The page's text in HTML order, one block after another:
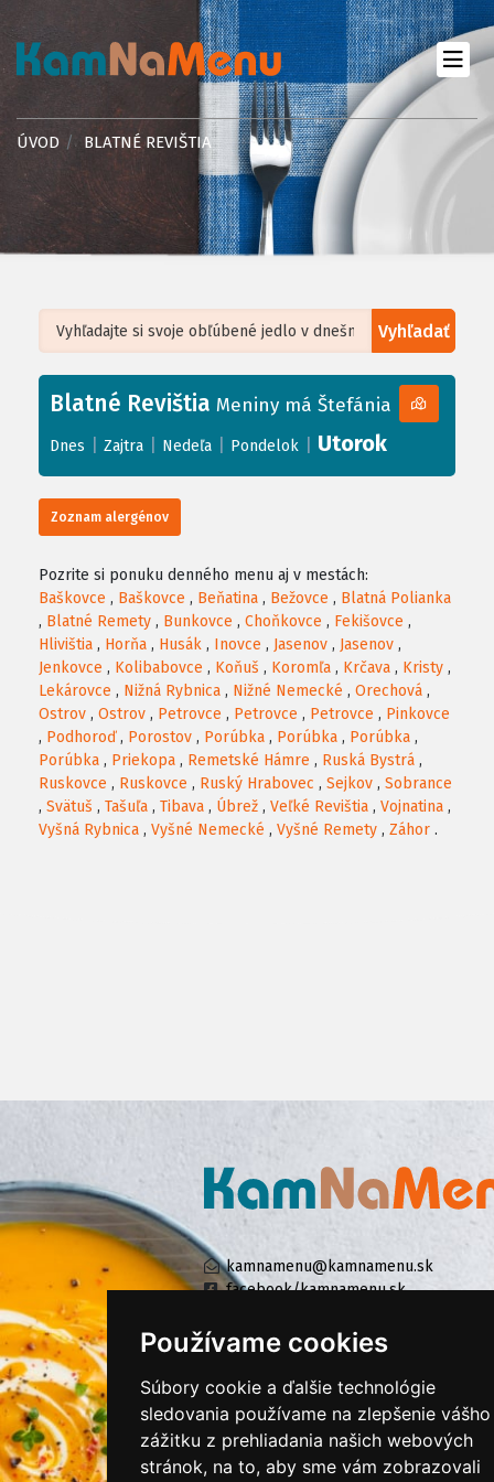
Používame cookies
Súbory cookie a ďalšie technológie
sledovania používame na zlepšenie vášho
zážitku z prehliadania našich webových
stránok, na to, aby sme vám zobrazovali
ÚVOD BLATNÉ REVIŠTIA
Vyhľadať
+
−
Leaflet| ©OpenStreetMap, Tiles courtesy ofHumanitarian OpenStreetMap
Blatné Revištia Meniny má Štefánia
Dnes Zajtra Nedeľa Pondelok Utorok
Zoznam alergénov
Pozrite si ponuku denného menu aj v mestách:
Baškovce , Baškovce , Beňatina , Bežovce , Blatná Polianka
, Blatné Remety , Bunkovce , Choňkovce , Fekišovce ,
Hlivištia , Horňa , Husák , Inovce , Jasenov , Jasenov ,
Jenkovce , Kolibabovce , Koňuš , Koromľa , Krčava , Kristy ,
Lekárovce , Nižná Rybnica , Nižné Nemecké , Orechová ,
Ostrov , Ostrov , Petrovce , Petrovce , Petrovce , Pinkovce
, Podhoroď, Porostov , Porúbka , Porúbka , Porúbka ,
Porúbka , Priekopa , Remetské Hámre , Ruská Bystrá ,
Ruskovce , Ruskovce , Ruský Hrabovec , Sejkov , Sobrance
, Svätuš , Tašuľa , Tibava , Úbrež , Veľké Revištia , Vojnatina ,
Vyšná Rybnica , Vyšné Nemecké , Vyšné Remety , Záhor .
kamnamenu@kamnamenu.sk
facebook/kamnamenu.sk
KONTAKTUJTE NÁS
PRIHLÁSIŤ SA DO ZÁKAZNÍCKEJ ZÓNY